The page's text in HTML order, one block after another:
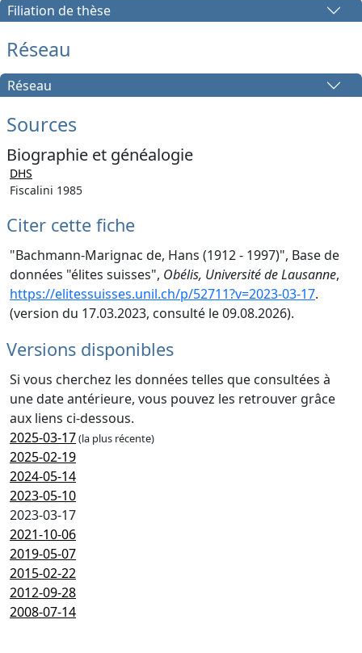
Filiation de thèse
Réseau
Réseau
Sources
Biographie et généalogie
DHS
Fiscalini 1985
Citer cette fiche
"Bachmann-Marignac de, Hans (1912 - 1997)", Base de
données "élites suisses", Obélis, Université de Lausanne,
https://elitessuisses.unil.ch/p/52711?v=2023-03-17.
(version du 17.03.2023, consulté le 09.08.2026).
Versions disponibles
Si vous cherchez les données telles que consultées à
une date antérieure, vous pouvez les retrouver grâce
aux liens ci-dessous.
2025-03-17(la plus récente)
2025-02-19
2024-05-14
2023-05-10
2023-03-17
2021-10-06
2019-05-07
2015-02-22
2012-09-28
2008-07-14